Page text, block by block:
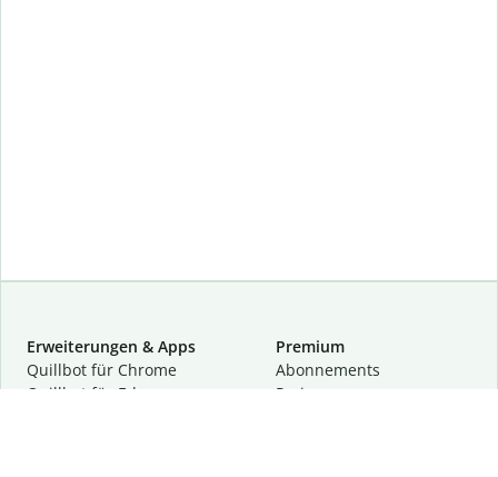
Erweiterungen & Apps
Quillbot für Chrome
Quillbot für Edge
Premium
Abon­ne­ments
Preise